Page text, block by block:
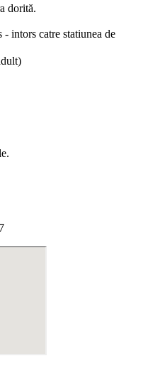
dorită.
intors catre statiunea de